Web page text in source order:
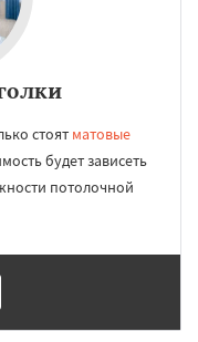
стоят матовые
будет зависеть
потолочной